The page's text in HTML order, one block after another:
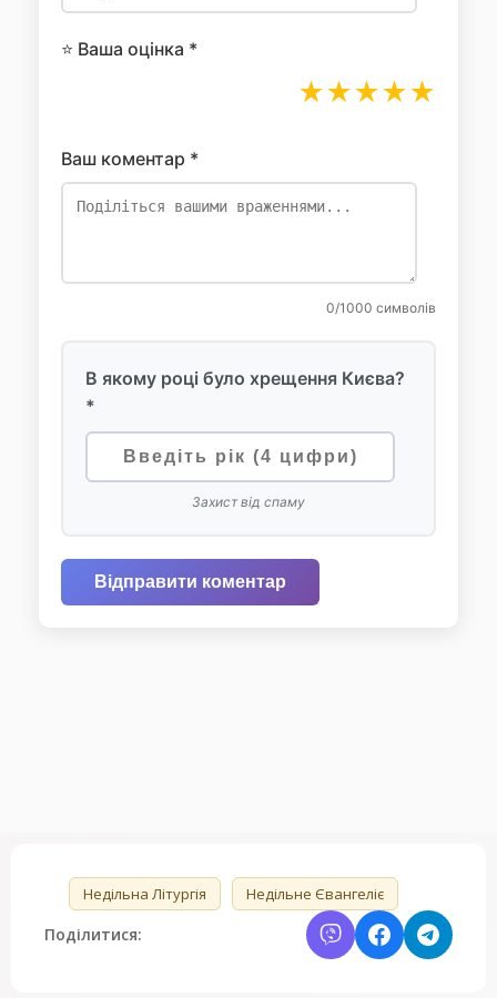
⭐ Ваша оцінка *
★
★
★
★
★
Ваш коментар *
0/1000 символів
В якому році було хрещення Києва?
*
Захист від спаму
Відправити коментар
Недільна Літургія Недільне Євангеліє
Поділитися: